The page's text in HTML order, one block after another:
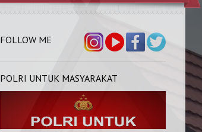
FOLLOW ME
POLRI UNTUK MASYARAKAT